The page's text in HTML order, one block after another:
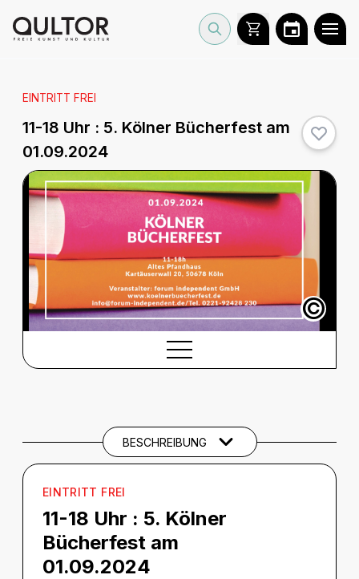
EINTRITT FREI
11-18 Uhr : 5. Kölner Bücherfest am
01.09.2024
©
BESCHREIBUNG
EINTRITT FREI
11-18 Uhr : 5. Kölner
Bücherfest am
01.09.2024